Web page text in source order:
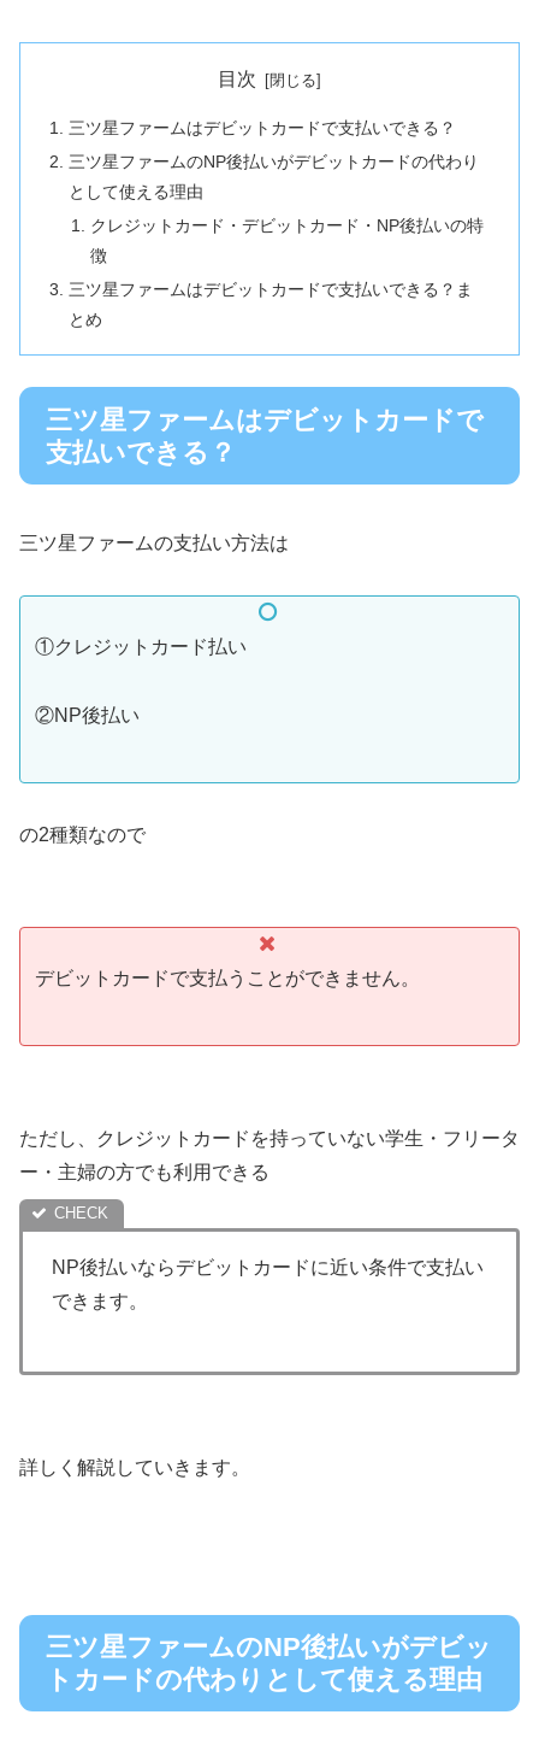
目次
三ツ星ファームはデビットカードで支払いできる？
三ツ星ファームのNP後払いがデビットカードの代わり
として使える理由
クレジットカード・デビットカード・NP後払いの特
徴
三ツ星ファームはデビットカードで支払いできる？ま
とめ
三ツ星ファームはデビットカードで
支払いできる？
三ツ星ファームの支払い方法は
①クレジットカード払い
②NP後払い
の2種類なので
デビットカードで支払うことができません。
ただし、クレジットカードを持っていない学生・フリータ
ー・主婦の方でも利用できる
NP後払いならデビットカードに近い条件で支払い
できます。
詳しく解説していきます。
三ツ星ファームのNP後払いがデビッ
トカードの代わりとして使える理由